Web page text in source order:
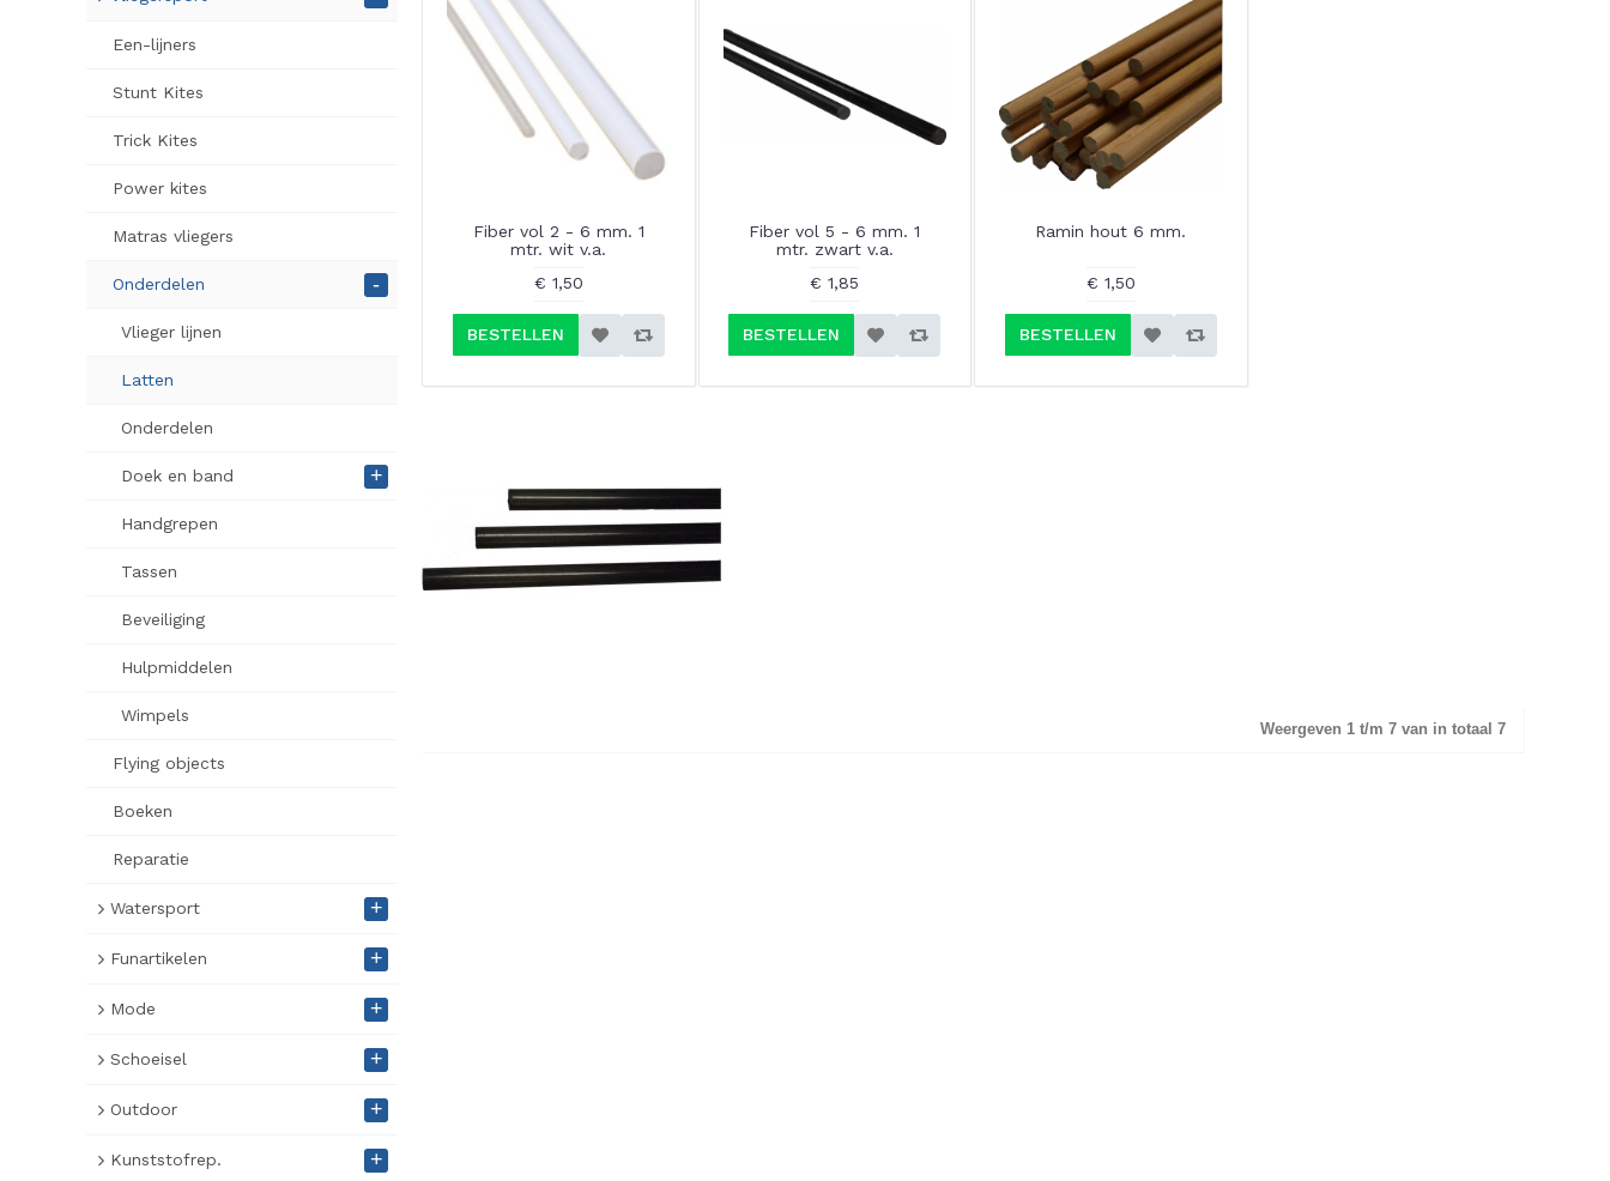
Een-lijners
Stunt Kites
Trick Kites
Power kites
Matras vliegers
Onderdelen -
Vlieger lijnen
Latten
Onderdelen
Doek en band +
Handgrepen
Tassen
Beveiliging
Hulpmiddelen
Wimpels
Flying objects
Boeken
Reparatie
Watersport +
Funartikelen +
Mode +
Schoeisel +
Outdoor +
Kunststofrep. +
Fiber vol 2 - 6 mm. 1
mtr. wit v.a.
€ 1,50
BESTELLEN
Fiber vol 5 - 6 mm. 1
mtr. zwart v.a.
€ 1,85
BESTELLEN
Ramin hout 6 mm.
€ 1,50
BESTELLEN
Weergeven 1 t/m 7 van in totaal 7